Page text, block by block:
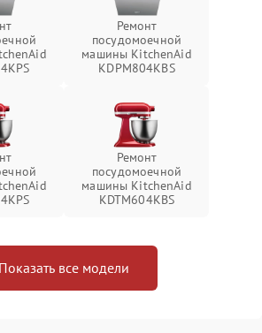
Ремонт
посудомоечной
машины KitchenAid
KDPM804KBS
Ремонт
посудомоечной
машины KitchenAid
KDTM604KBS
Показать все модели